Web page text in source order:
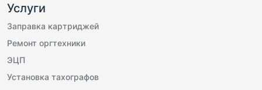
Услуги
Заправка картриджей
Ремонт оргтехники
ЭЦП
Установка тахографов